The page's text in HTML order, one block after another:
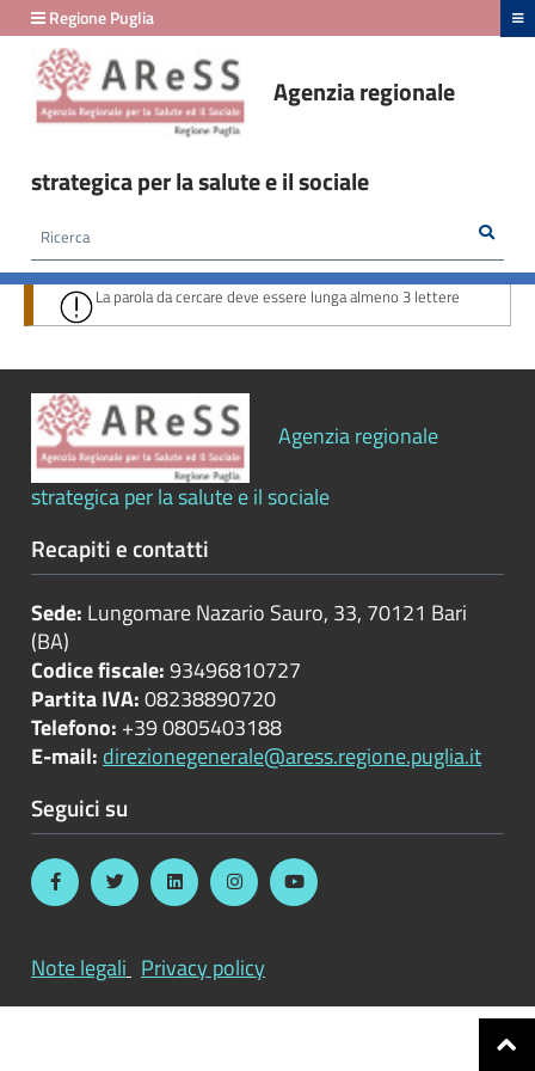
Regione Puglia
Agenzia regionale
strategica per la salute e il sociale
La parola da cercare deve essere lunga almeno 3 lettere
Agenzia regionale
strategica per la salute e il sociale
Recapiti e contatti
Sede: Lungomare Nazario Sauro, 33, 70121 Bari
(BA)
Codice fiscale:93496810727
Partita IVA:08238890720
Telefono: +39 0805403188
E-mail: direzionegenerale@aress.regione.puglia.it
Seguici su
Note legali Privacy policy
menu